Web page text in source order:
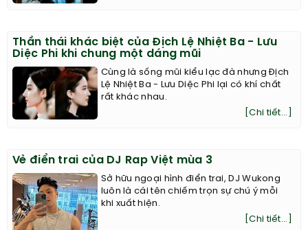
Thần thái khác biệt của Địch Lệ Nhiệt Ba - Lưu
Diệc Phi khi chung một dáng mũi
Cùng là sống mũi kiểu lạc đà nhưng Địch
Lệ Nhiệt Ba - Lưu Diệc Phi lại có khí chất
rất khác nhau.
[Chi tiết...]
Vẻ điển trai của DJ Rap Việt mùa 3
Sở hữu ngoại hình điển trai, DJ Wukong
luôn là cái tên chiếm trọn sự chú ý mỗi
khi xuất hiện.
[Chi tiết...]